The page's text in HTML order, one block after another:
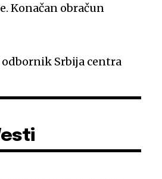
Konačan obračun
Srbija centra